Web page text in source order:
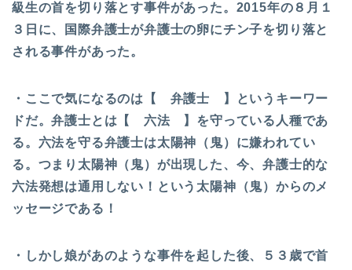
級生の首を切り落とす事件があった。2015年の８月１
３日に、国際弁護士が弁護士の卵にチン子を切り落と
される事件があった。
・ここで気になるのは【 弁護士 】というキーワー
ドだ。弁護士とは【 六法 】を守っている人種であ
る。六法を守る弁護士は太陽神（鬼）に嫌われてい
る。つまり太陽神（鬼）が出現した、今、弁護士的な
六法発想は通用しない！という太陽神（鬼）からのメ
ッセージである！
・しかし娘があのような事件を起した後、５３歳で首